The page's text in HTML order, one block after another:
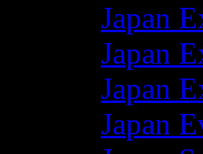
Japan
Japan
Japan
Japan